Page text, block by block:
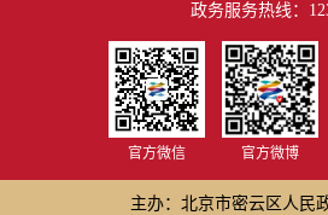
政务服务热线：
官方微信 官方微博
主办：北京市密云区人民